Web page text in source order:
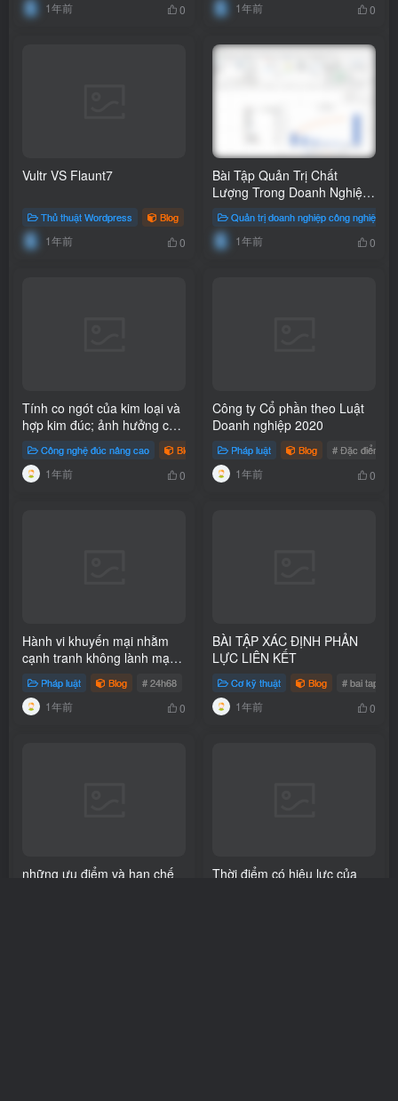
1年前 0 1年前 0
Vultr VS Flaunt7
Thủ thuật Wordpress Blog
1年前 0
Bài Tập Quản Trị Chất
Lượng Trong Doanh Nghiệp
Công Nghiệp
Quản trị doanh nghiệp công nghiệp
1年前 0
Tính co ngót của kim loại và
hợp kim đúc; ảnh hưởng của
tính cao ngót đến chất lượng
vật đúc như thế nào?
Công nghệ đúc nâng cao Blog
1年前 0
Công ty Cổ phần theo Luật
Doanh nghiệp 2020
Pháp luật Blog # Đặc điểm
1年前 0
Hành vi khuyến mại nhằm
cạnh tranh không lành mạnh
theo Luật cạnh tranh 2018
Pháp luật Blog # 24h68 # Luật Cạnh tranh năm 2018 # khuyến mại
1年前 0
BÀI TẬP XÁC ĐỊNH PHẢN
LỰC LIÊN KẾT
Cơ kỹ thuật Blog # bai tap
1年前 0
những ưu điểm và hạn chế
Thời điểm có hiệu lực của